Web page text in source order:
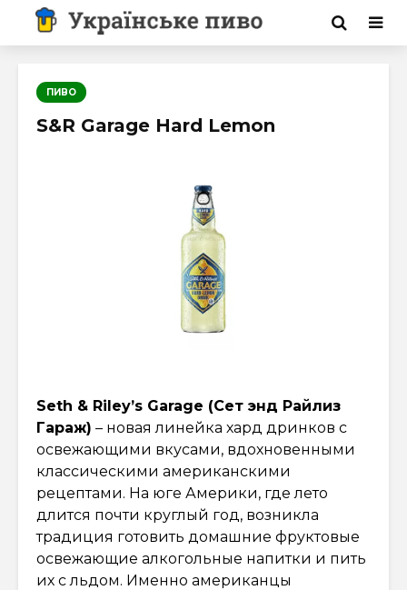
ПИВО
S&R Garage Hard Lemon
Seth & Riley’s Garage (Cет энд Райлиз
Гараж) – новая линейка хард дринков с
освежающими вкусами, вдохновенными
классическими американскими
рецептами. На юге Америки, где лето
длится почти круглый год, возникла
традиция готовить домашние фруктовые
освежающие алкогольные напитки и пить
их с льдом. Именно американцы